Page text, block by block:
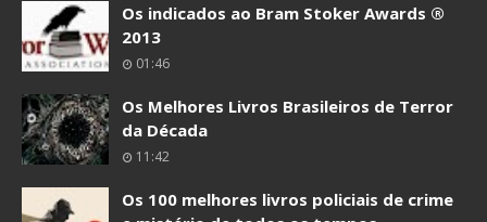
Os indicados ao Bram Stoker Awards ®
2013
01:46
Os Melhores Livros Brasileiros de Terror
da Década
11:42
Os 100 melhores livros policiais de crime